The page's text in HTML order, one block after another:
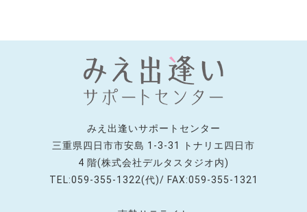
みえ出逢いサポートセンター
三重県四日市市安島 1-3-31 トナリエ四日市
4 階(株式会社デルタスタジオ内)
TEL:059-355-1322(代)/ FAX:059-355-1321